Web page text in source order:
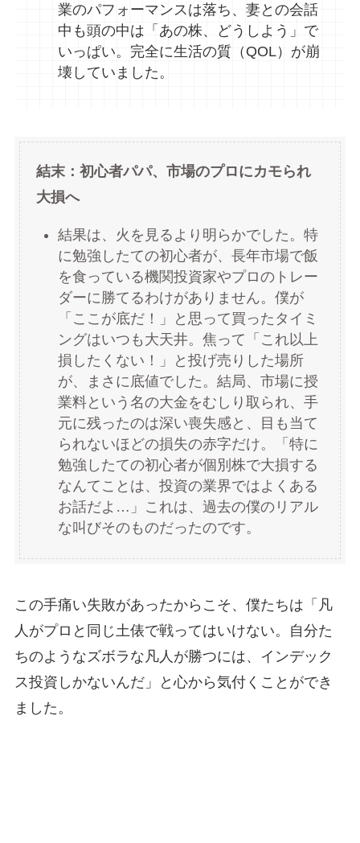
業のパフォーマンスは落ち、妻との会話
中も頭の中は「あの株、どうしよう」で
いっぱい。完全に生活の質（QOL）が崩
壊していました。
結末：初心者パパ、市場のプロにカモられ
大損へ
結果は、火を見るより明らかでした。特
に勉強したての初心者が、長年市場で飯
を食っている機関投資家やプロのトレー
ダーに勝てるわけがありません。僕が
「ここが底だ！」と思って買ったタイミ
ングはいつも大天井。焦って「これ以上
損したくない！」と投げ売りした場所
が、まさに底値でした。結局、市場に授
業料という名の大金をむしり取られ、手
元に残ったのは深い喪失感と、目も当て
られないほどの損失の赤字だけ。「特に
勉強したての初心者が個別株で大損する
なんてことは、投資の業界ではよくある
お話だよ…」これは、過去の僕のリアル
な叫びそのものだったのです。
この手痛い失敗があったからこそ、僕たちは「凡
人がプロと同じ土俵で戦ってはいけない。自分た
ちのようなズボラな凡人が勝つには、インデック
ス投資しかないんだ」と心から気付くことができ
ました。